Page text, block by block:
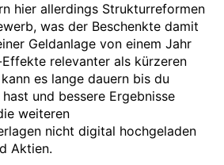
hier allerdings Strukturreformen
was der Beschenkte damit
Geldanlage von einem Jahr
relevanter als kürzeren
es lange dauern bis du
und bessere Ergebnisse
weiteren
nicht digital hochgeladen
Aktien.